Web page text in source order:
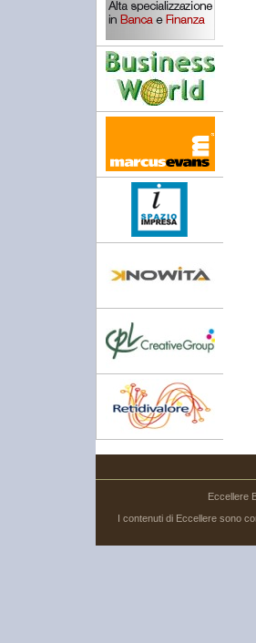
Eccellere
I contenuti di Eccellere sono